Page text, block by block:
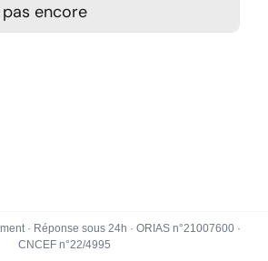
· Réponse sous 24h · ORIAS n°21007600 ·
CNCEF n°22/4995